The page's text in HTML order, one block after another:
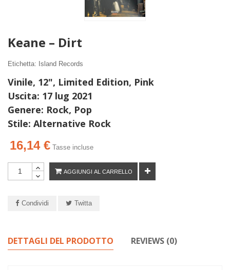
Keane – Dirt
Etichetta: Island Records
Vinile, 12", Limited Edition, Pink
Uscita: 17 lug 2021
Genere: Rock, Pop
Stile: Alternative Rock
16,14 € Tasse incluse
AGGIUNGI AL CARRELLO
Condividi Twitta
DETTAGLI DEL PRODOTTO REVIEWS (0)